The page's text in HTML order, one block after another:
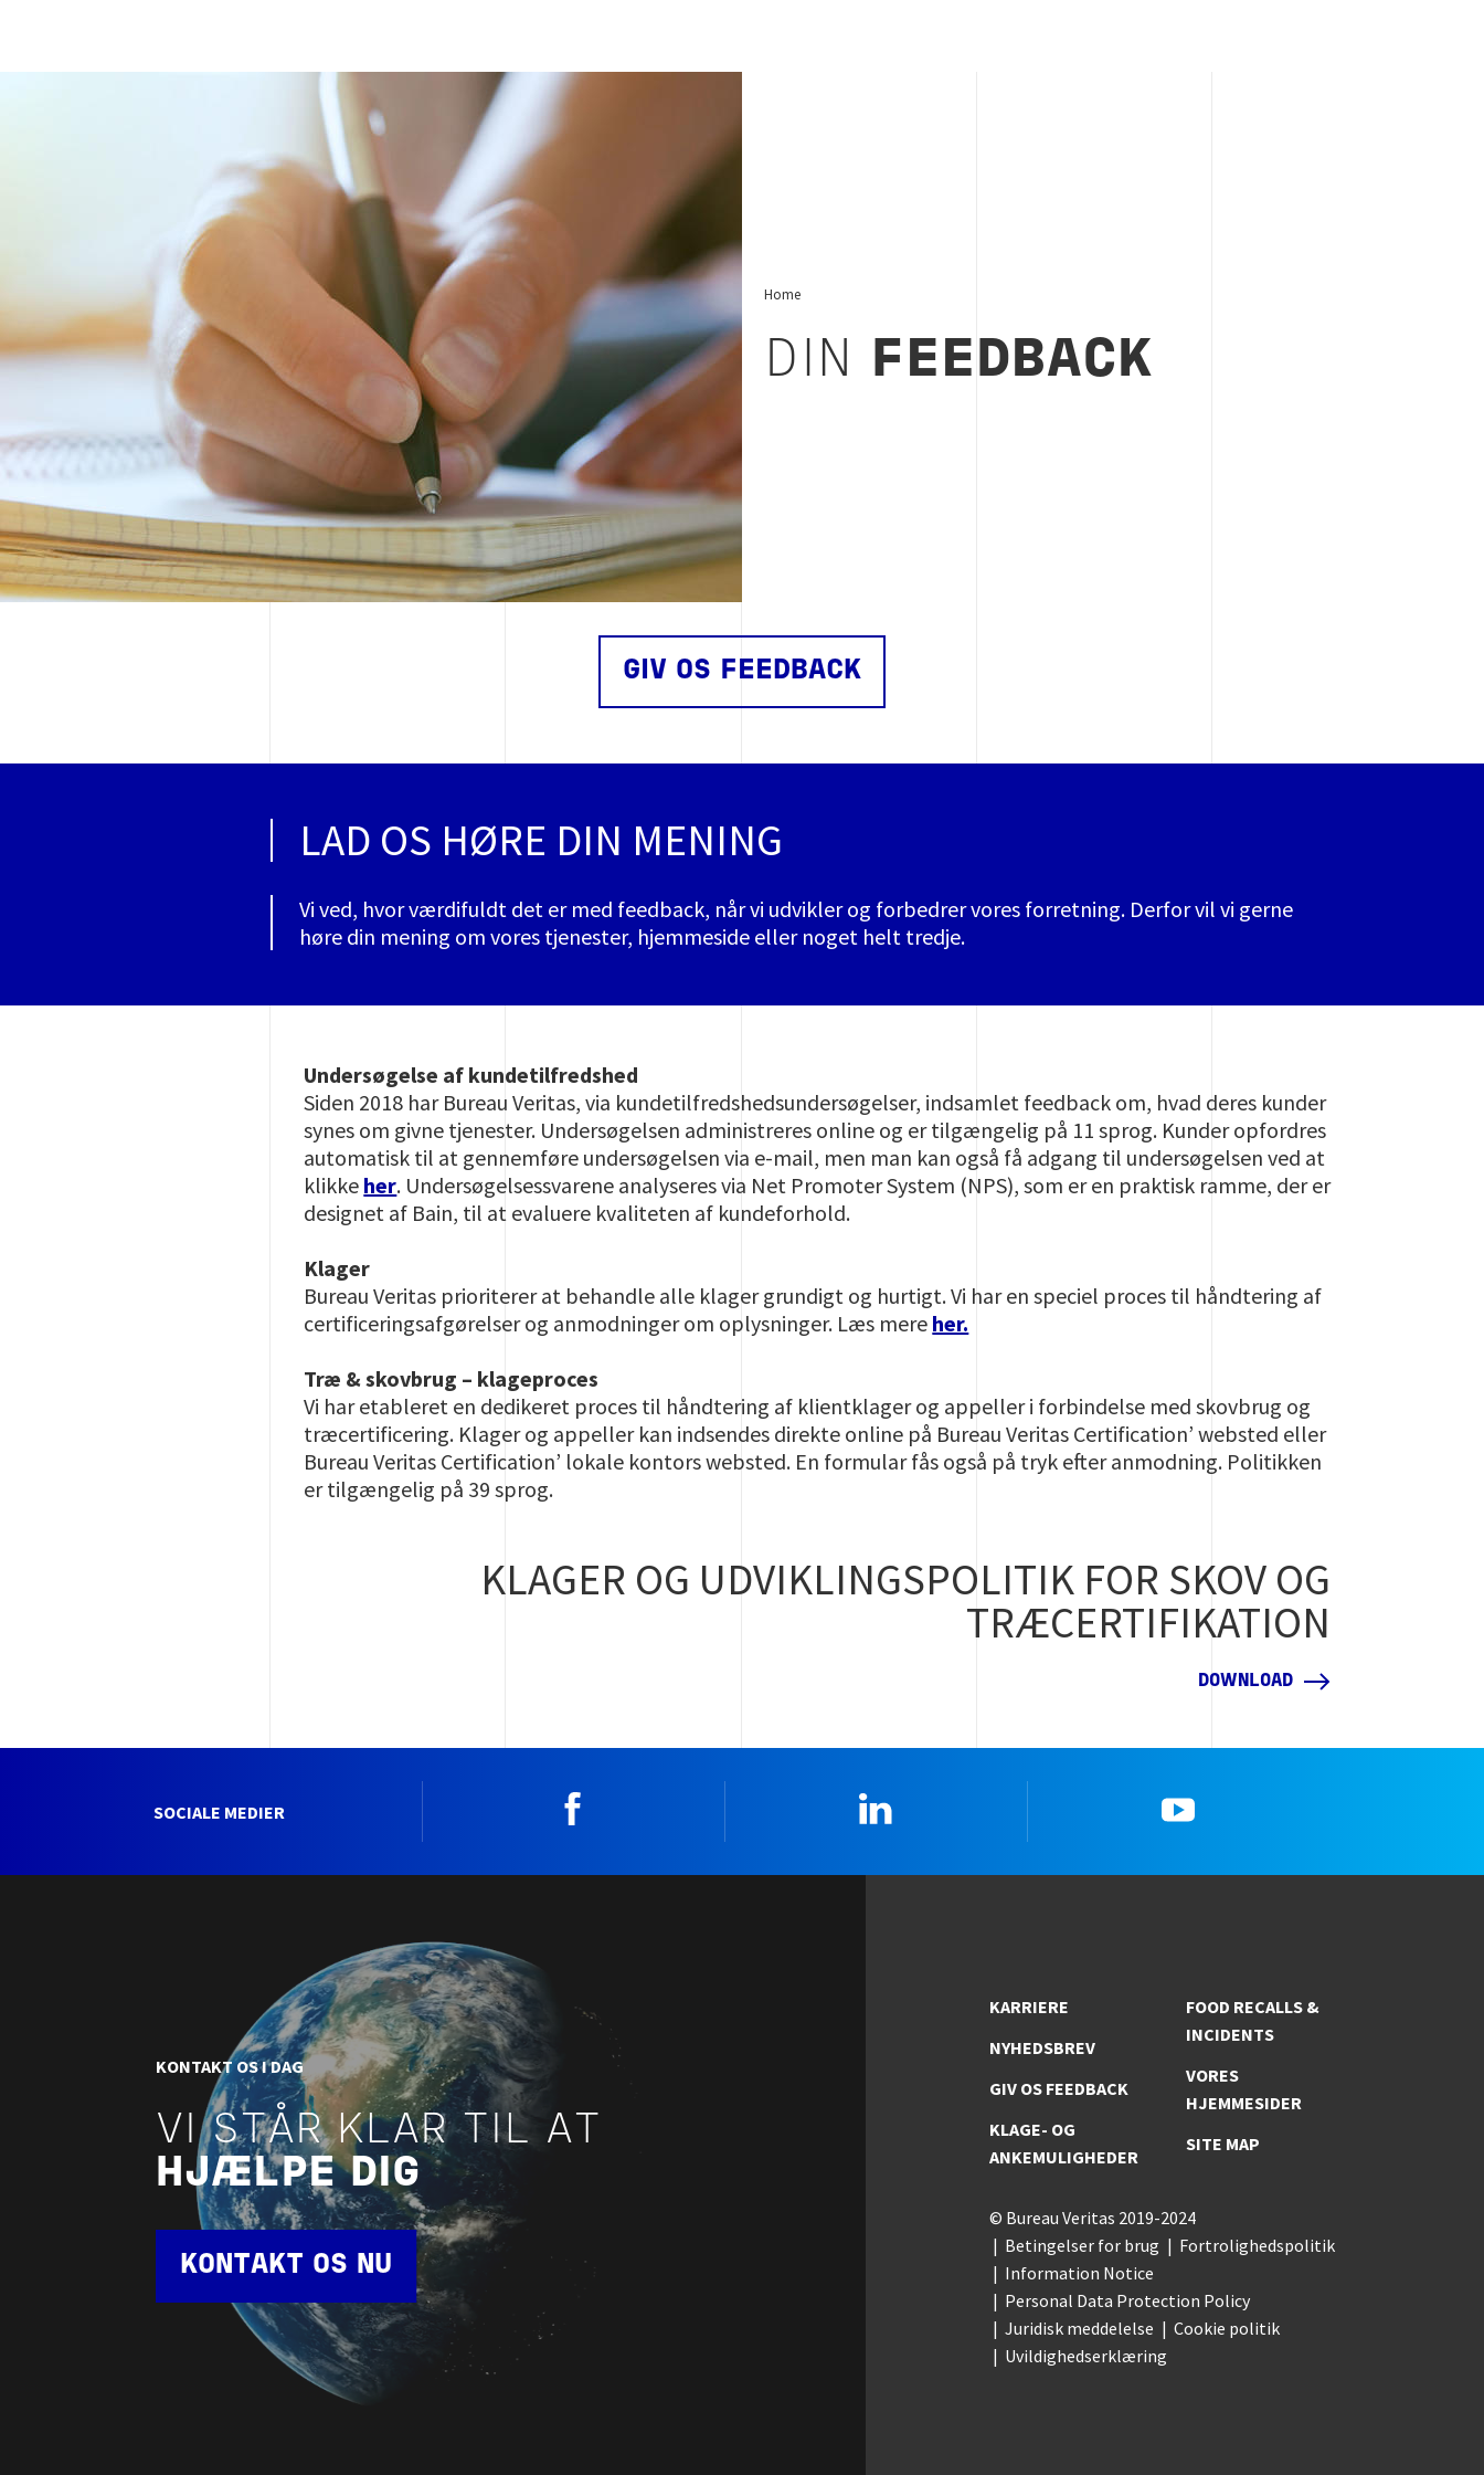
Home
DIN FEEDBACK
GIV OS FEEDBACK
LAD OS HØRE DIN MENING
Vi ved, hvor værdifuldt det er med feedback, når vi udvikler og forbedrer vores forretning. Derfor vil vi gerne
høre din mening om vores tjenester, hjemmeside eller noget helt tredje.
Undersøgelse af kundetilfredshed
Siden 2018 har Bureau Veritas, via kundetilfredshedsundersøgelser, indsamlet feedback om, hvad deres kunder
synes om givne tjenester. Undersøgelsen administreres online og er tilgængelig på 11 sprog. Kunder opfordres
automatisk til at gennemføre undersøgelsen via e-mail, men man kan også få adgang til undersøgelsen ved at
klikke her. Undersøgelsessvarene analyseres via Net Promoter System (NPS), som er en praktisk ramme, der er
designet af Bain, til at evaluere kvaliteten af ​​kundeforhold.
Klager
Bureau Veritas prioriterer at behandle alle klager grundigt og hurtigt. Vi har en speciel proces til håndtering af
certificeringsafgørelser og anmodninger om oplysninger. Læs mere her.
Træ & skovbrug – klageproces
Vi har etableret en dedikeret proces til håndtering af klientklager og appeller i forbindelse med skovbrug og
træcertificering. Klager og appeller kan indsendes direkte online på Bureau Veritas Certification’ websted eller
Bureau Veritas Certification’ lokale kontors websted. En formular fås også på tryk efter anmodning. Politikken
er tilgængelig på 39 sprog.
KLAGER OG UDVIKLINGSPOLITIK FOR SKOV OG
TRÆCERTIFIKATION
DOWNLOAD
SOCIALE MEDIER
KONTAKT OS I DAG
VI STÅR KLAR TIL AT
HJÆLPE DIG
KONTAKT OS NU
KARRIERE
NYHEDSBREV
GIV OS FEEDBACK
KLAGE- OG
ANKEMULIGHEDER
FOOD RECALLS &
INCIDENTS
VORES
HJEMMESIDER
SITE MAP
© Bureau Veritas 2019-2024
Betingelser for brug
Fortrolighedspolitik
Information Notice
Personal Data Protection Policy
Juridisk meddelelse
Cookie politik
Uvildighedserklæring